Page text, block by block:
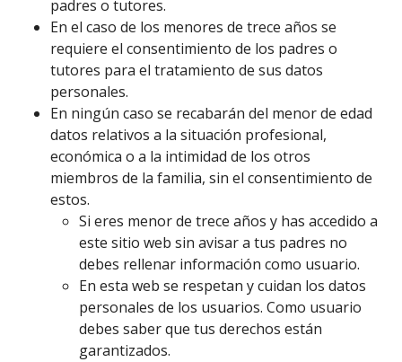
padres o tutores.
En el caso de los menores de trece años se
requiere el consentimiento de los padres o
tutores para el tratamiento de sus datos
personales.
En ningún caso se recabarán del menor de edad
datos relativos a la situación profesional,
económica o a la intimidad de los otros
miembros de la familia, sin el consentimiento de
estos.
Si eres menor de trece años y has accedido a
este sitio web sin avisar a tus padres no
debes rellenar información como usuario.
En esta web se respetan y cuidan los datos
personales de los usuarios. Como usuario
debes saber que tus derechos están
garantizados.